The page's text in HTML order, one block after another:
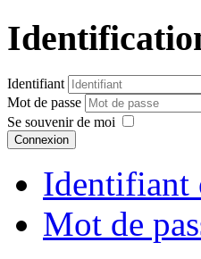
Identifiant
Mot de passe
Se souvenir de moi
Connexion
Identifiant
Mot de